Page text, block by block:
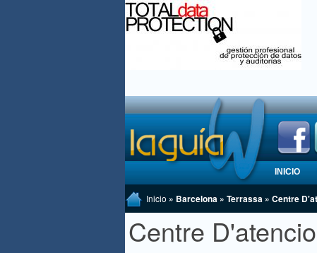
INICIO
Inicio » Barcelona » Terrassa » Centre
Centre